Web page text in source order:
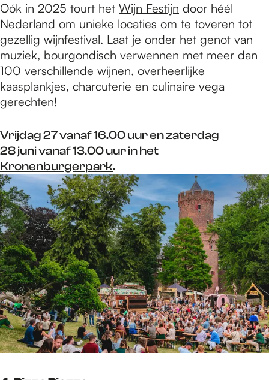
Oók in 2025 tourt het Wijn Festijn door héél
Nederland om unieke locaties om te toveren tot
gezellig wijnfestival. Laat je onder het genot van
muziek, bourgondisch verwennen met meer dan
100 verschillende wijnen, overheerlijke
kaasplankjes, charcuterie en culinaire vega
gerechten!
Vrijdag 27 vanaf 16.00 uur en zaterdag
28 juni vanaf 13.00 uur in het
Kronenburgerpark.